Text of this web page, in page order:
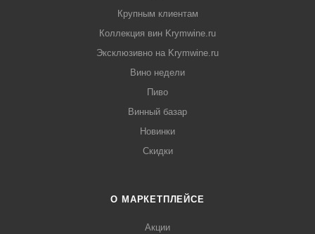
Крупным клиентам
Коллекция вин Krymwine.ru
Эксклюзивно на Krymwine.ru
Вино недели
Пиво
Винный базар
Новинки
Скидки
О МАРКЕТПЛЕЙСЕ
Акции